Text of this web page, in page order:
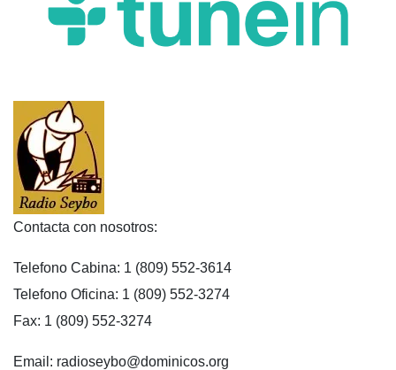
Contacta con nosotros:
Telefono Cabina: 1 (809) 552-3614
Telefono Oficina: 1 (809) 552-3274
Fax: 1 (809) 552-3274
Email: radioseybo@dominicos.org